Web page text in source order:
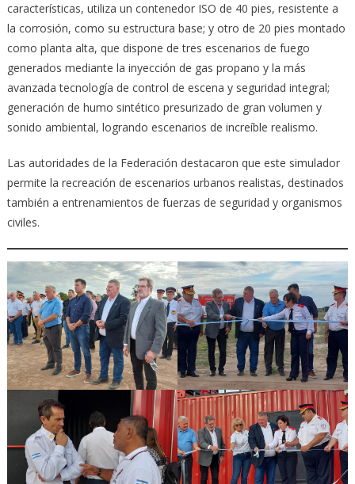
características, utiliza un contenedor ISO de 40 pies, resistente a
la corrosión, como su estructura base; y otro de 20 pies montado
como planta alta, que dispone de tres escenarios de fuego
generados mediante la inyección de gas propano y la más
avanzada tecnología de control de escena y seguridad integral;
generación de humo sintético presurizado de gran volumen y
sonido ambiental, logrando escenarios de increíble realismo.
Las autoridades de la Federación destacaron que este simulador
permite la recreación de escenarios urbanos realistas, destinados
también a entrenamientos de fuerzas de seguridad y organismos
civiles.